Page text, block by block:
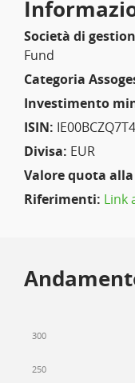
Società di
Fund
Categoria
Investimento
ISIN:
Divisa: EUR
Valore quota
Riferimenti: Link
250
300